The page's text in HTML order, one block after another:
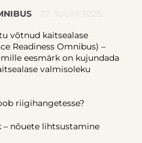
võtnud kaitsealase
Readiness Omnibus) –
eesmärk on kujundada
valmisoleku
riigihangetesse?
– nõuete lihtsustamine